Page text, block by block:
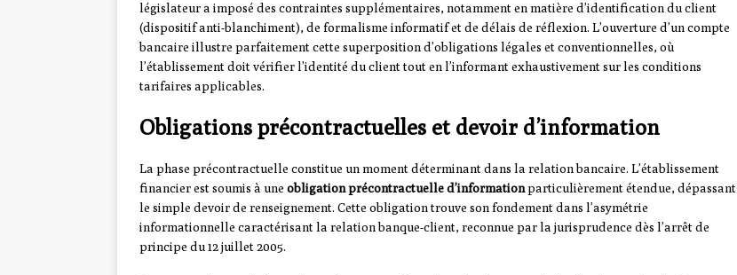
législateur a imposé des contraintes supplémentaires, notamment en matière d’identification du client
(dispositif anti-blanchiment), de formalisme informatif et de délais de réflexion. L’ouverture d’un compte
bancaire illustre parfaitement cette superposition d’obligations légales et conventionnelles, où
l’établissement doit vérifier l’identité du client tout en l’informant exhaustivement sur les conditions
tarifaires applicables.
Obligations précontractuelles et devoir d’information
La phase précontractuelle constitue un moment déterminant dans la relation bancaire. L’établissement
financier est soumis à une obligation précontractuelle d’informationparticulièrement étendue, dépassant
le simple devoir de renseignement. Cette obligation trouve son fondement dans l’asymétrie
informationnelle caractérisant la relation banque-client, reconnue par la jurisprudence dès l’arrêt de
principe du 12 juillet 2005.